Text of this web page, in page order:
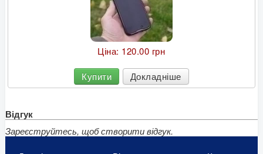
Ціна: 120.00 грн
Купити Докладніше
Відгук
Зареєструйтесь, щоб створити відгук.